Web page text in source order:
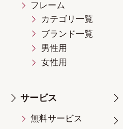
フレーム
カテゴリ一覧
ブランド一覧
男性用
女性用
サービス
無料サービス